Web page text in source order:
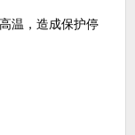
温，造成保护停